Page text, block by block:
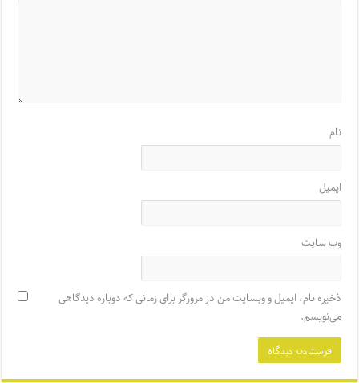
نام
ایمیل
وب‌ سایت
ذخیره نام، ایمیل و وبسایت من در مرورگر برای زمانی که دوباره دیدگاهی
می‌نویسم.